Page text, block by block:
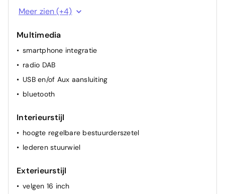
regensensor
cruise control
airconditioning (vol autom.)
Meer zien (+4)
Multimedia
smartphone integratie
radio DAB
USB en/of Aux aansluiting
bluetooth
Interieurstijl
hoogte regelbare bestuurderszetel
lederen stuurwiel
Exterieurstijl
velgen 16 inch